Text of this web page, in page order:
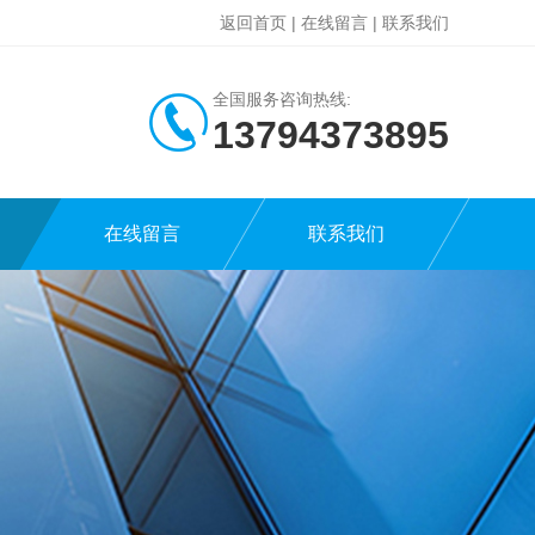
返回首页 | 在线留言 | 联系我们
全国服务咨询热线:
13794373895
在线留言 联系我们